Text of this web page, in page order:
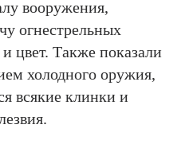
вооружения,
огнестрельных
цвет. Также показали
холодного оружия,
всякие клинки и